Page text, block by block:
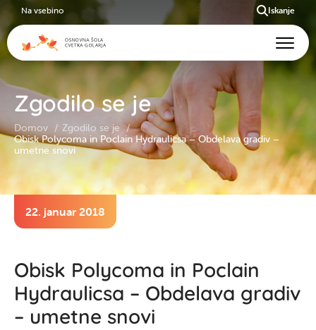
Zgodilo se je
Domov
Zgodilo se je
Obisk Polycoma in Poclain Hydraulicsa – Obdelava gradiv –
umetne snovi
22. januar 2018
Obisk Polycoma in Poclain
Hydraulicsa – Obdelava gradiv
– umetne snovi
Na vsebino Iskanje